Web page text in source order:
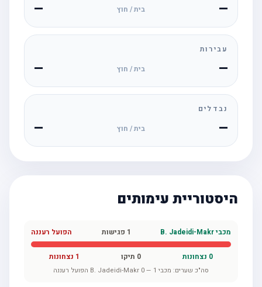
— בית / חוץ —
עבירות
— בית / חוץ —
נבדלים
— בית / חוץ —
היסטוריית עימותים
מכבי B. Jadeidi-Makr פגישות הפועל רעננה
נצחונות תיקו נצחונות
סה"כ שערים:מכבי B. Jadeidi-Makr 0 —1 הפועל רעננה